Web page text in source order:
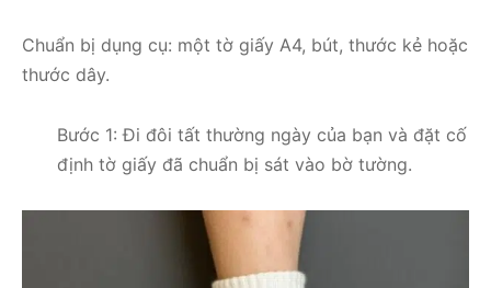
Chuẩn bị dụng cụ: một tờ giấy A4, bút, thước kẻ hoặc
thước dây.
Bước 1: Đi đôi tất thường ngày của bạn và đặt cố
định tờ giấy đã chuẩn bị sát vào bờ tường.